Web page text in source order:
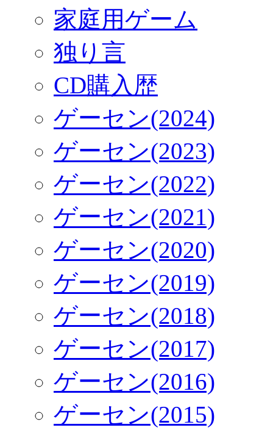
家庭用ゲーム
独り言
CD購入歴
ゲーセン(2024)
ゲーセン(2023)
ゲーセン(2022)
ゲーセン(2021)
ゲーセン(2020)
ゲーセン(2019)
ゲーセン(2018)
ゲーセン(2017)
ゲーセン(2016)
ゲーセン(2015)